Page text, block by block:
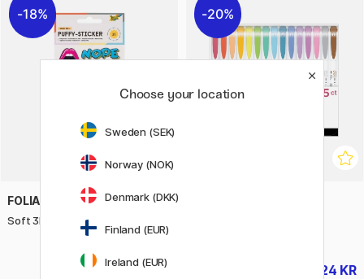
18%
FOLIA
Soft 3D Stickers Yeah 1 Ark
33 KR
40 KR
20%
424 KR
Choose your location
Sweden (SEK)
Norway (NOK)
Denmark (DKK)
Finland (EUR)
Ireland (EUR)